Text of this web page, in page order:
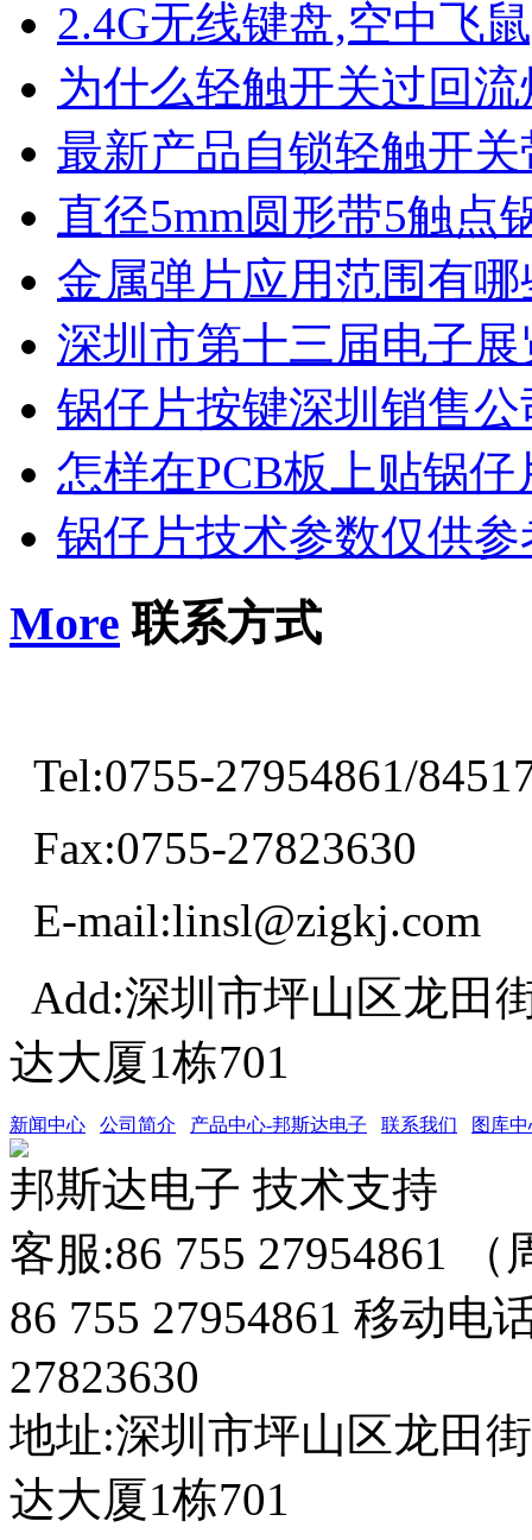
2.4G无线键盘,空中飞
为什么轻触开关过回流
最新产品自锁轻触开
直径5mm圆形带5触点
金属弹片应用范围有哪
深圳市第十三届电子展
锅仔片按键深圳销售公
怎样在PCB板上贴锅仔
锅仔片技术参数仅供参
More 联系方式
Tel:0755-27954861/
Fax:0755-27823630
E-mail:linsl@zigkj.com
Add:深圳市坪山区龙田
达大厦1栋701
新闻中心 公司简介 产品中心-邦斯达电子 联系我们 图库
邦斯达电子 技术支持
客服:86 755 27954861
86 755 27954861 移动电
27823630
地址:深圳市坪山区龙田
达大厦1栋701